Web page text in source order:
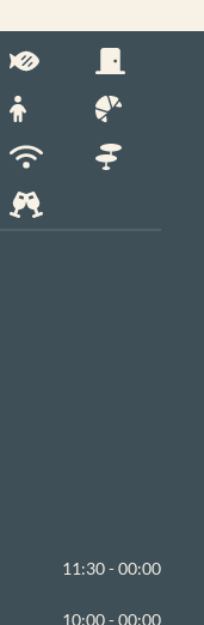
11:30 - 00:00
10:00 - 00:00